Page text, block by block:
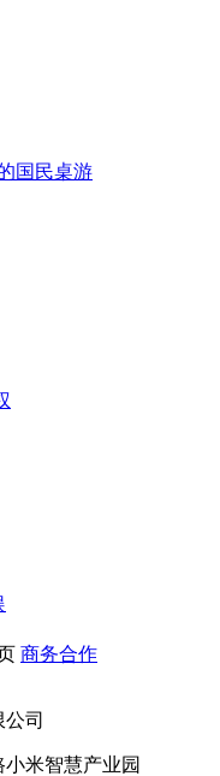
国民桌游
商务合作
司
米智慧产业园